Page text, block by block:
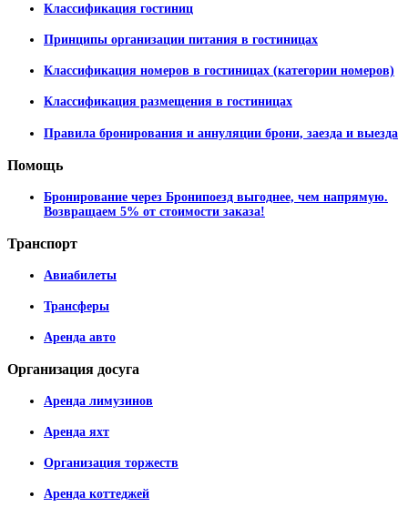
Классификация гостиниц
Принципы организации питания в гостиницах
Классификация номеров в гостиницах (категории номеров)
Классификация размещения в гостиницах
Правила бронирования и аннуляции брони, заезда и выезда
Помощь
Бронирование через Бронипоезд выгоднее, чем напрямую.
Возвращаем 5% от стоимости заказа!
Транспорт
Авиабилеты
Трансферы
Аренда авто
Организация досуга
Аренда лимузинов
Аренда яхт
Организация торжеств
Аренда коттеджей